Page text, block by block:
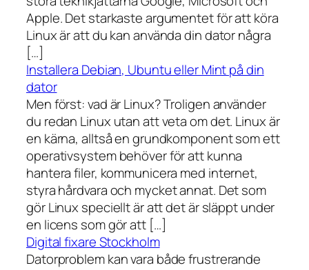
Apple. Det starkaste argumentet för att köra
Linux är att du kan använda din dator några
[…]
Installera Debian, Ubuntu eller Mint på din
dator
Men först: vad är Linux? Troligen använder
du redan Linux utan att veta om det. Linux är
en kärna, alltså en grundkomponent som ett
operativsystem behöver för att kunna
hantera filer, kommunicera med internet,
styra hårdvara och mycket annat. Det som
gör Linux speciellt är att det är släppt under
en licens som gör att […]
Digital fixare Stockholm
Datorproblem kan vara både frustrerande